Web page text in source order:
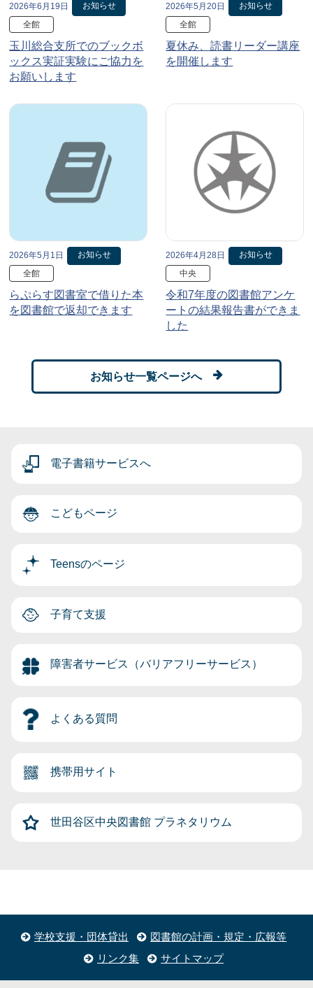
2026年6月19日
お知らせ
全館
玉川総合支所でのブックボ
ックス実証実験にご協力を
お願いします
2026年5月20日
お知らせ
全館
夏休み、読書リーダー講座
を開催します
2026年5月1日
お知らせ
全館
らぷらす図書室で借りた本
を図書館で返却できます
2026年4月28日
お知らせ
中央
令和7年度の図書館アンケ
ートの結果報告書ができま
した
お知らせ一覧ページへ
電子書籍サービスへ
こどもページ
Teensのページ
子育て支援
障害者サービス（バリアフリーサービス）
よくある質問
携帯用サイト
世田谷区中央図書館 プラネタリウム
学校支援・団体貸出
図書館の計画・規定・広報等
リンク集
サイトマップ